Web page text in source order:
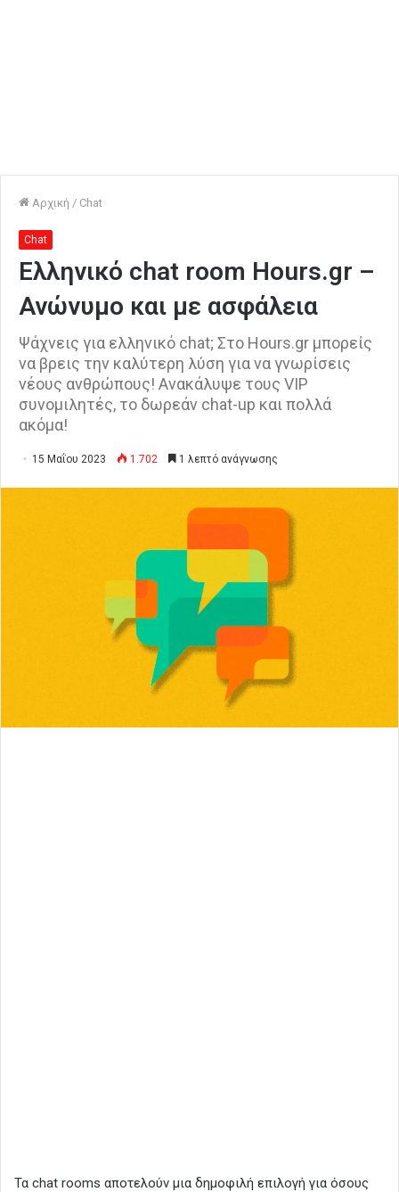
Αρχική / Chat
Chat
Ελληνικό chat room Hours.gr –
Ανώνυμο και με ασφάλεια
Ψάχνεις για ελληνικό chat; Στο Hours.gr μπορείς
να βρεις την καλύτερη λύση για να γνωρίσεις
νέους ανθρώπους! Ανακάλυψε τους VIP
συνομιλητές, το δωρεάν chat-up και πολλά
ακόμα!
15 Μαΐου 2023 1.702 1 λεπτό ανάγνωσης
Τα chat rooms αποτελούν μια δημοφιλή επιλογή για όσους